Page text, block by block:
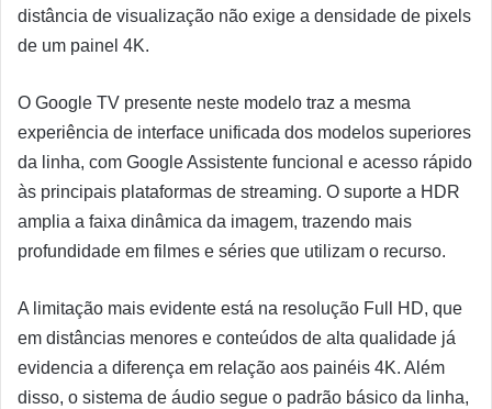
distância de visualização não exige a densidade de pixels
de um painel 4K.
O Google TV presente neste modelo traz a mesma
experiência de interface unificada dos modelos superiores
da linha, com Google Assistente funcional e acesso rápido
às principais plataformas de streaming. O suporte a HDR
amplia a faixa dinâmica da imagem, trazendo mais
profundidade em filmes e séries que utilizam o recurso.
A limitação mais evidente está na resolução Full HD, que
em distâncias menores e conteúdos de alta qualidade já
evidencia a diferença em relação aos painéis 4K. Além
disso, o sistema de áudio segue o padrão básico da linha,